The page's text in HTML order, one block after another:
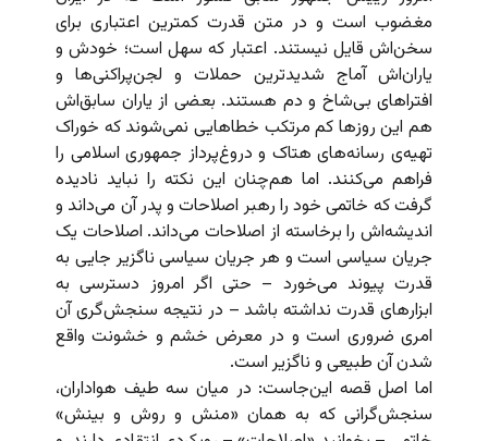
مغضوب است و در متن قدرت کمترین اعتباری برای
سخن‌اش قایل نیستند. اعتبار که سهل است؛ خودش و
یاران‌اش آماج شدیدترین حملات و لجن‌پراکنی‌ها و
افتراهای بی‌شاخ و دم هستند. بعضی از یاران سابق‌اش
هم این روزها کم مرتکب خطاهایی نمی‌شوند که خوراک
تهیه‌ی رسانه‌های هتاک و دروغ‌پرداز جمهوری اسلامی را
فراهم می‌کنند. اما هم‌چنان این نکته را نباید نادیده
گرفت که خاتمی خود را رهبر اصلاحات و پدر آن می‌داند و
اندیشه‌اش را برخاسته از اصلاحات می‌داند. اصلاحات یک
جریان سیاسی است و هر جریان سیاسی ناگزیر جایی به
قدرت پیوند می‌خورد – حتی اگر امروز دسترسی به
ابزارهای قدرت نداشته باشد – در نتیجه سنجش‌گری آن
امری ضروری است و در معرض خشم و خشونت واقع
شدن آن طبیعی و ناگزیر است.
اما اصل قصه این‌جاست: در میان سه طیف هواداران،
سنجش‌گرانی که به همان «منش و روش و بینش»